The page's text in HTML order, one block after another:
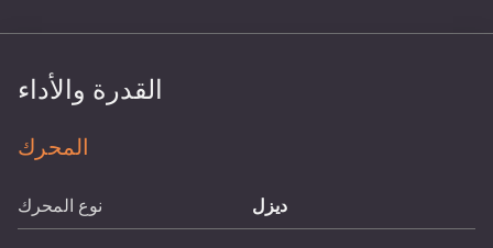
القدرة والأداء
المحرك
نوع المحرك ديزل